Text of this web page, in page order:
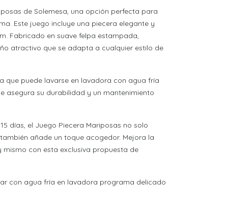
de Solemesa, una opción perfecta para
Este juego incluye una piecera elegante y
Fabricado en suave felpa estampada,
atractivo que se adapta a cualquier estilo de
que puede lavarse en lavadora con agua fría
asegura su durabilidad y un mantenimiento
días, el Juego Piecera Mariposas no solo
añade un toque acogedor. Mejora la
con esta exclusiva propuesta de
con agua fría en lavadora programa delicado